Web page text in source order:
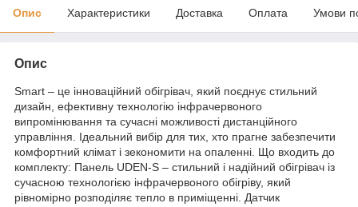
Опис Характеристики Доставка Оплата Умови
Опис
Smart – це інноваційний обігрівач, який поєднує стильний
дизайн, ефективну технологію інфрачервоного
випромінювання та сучасні можливості дистанційного
управління. Ідеальний вибір для тих, хто прагне забезпечити
комфортний клімат і зекономити на опаленні. Що входить до
комплекту: Панель UDEN-S – стильний і надійний обігрівач із
сучасною технологією інфрачервоного обігріву, який
рівномірно розподіляє тепло в приміщенні. Датчик